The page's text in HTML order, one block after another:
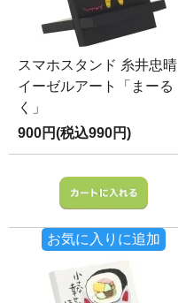
スマホスタンド 糸井忠晴
イーゼルアート「まーる
く」
900円(税込990円)
お気に入りに追加